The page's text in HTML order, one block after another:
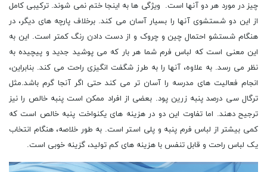
چیز در مورد هر دو آنها است. ویژگی ها به اینجا ختم نمی شوند. ترکیبی کامل
از این دو شستشوی آنها را بسیار آسان می کند. برخلاف پارچه های دیگر، در
هنگام شستشو احتمال چین و چروک و از دست دادن رنگ کمتر است. این به
این معنی است که لباس فرم شما هر بار که می پوشید جدید و پیچیده به
نظر می رسد. به علاوه، آنها را به طرز شگفت انگیزی راحت می کند. بنابراین،
انجام فعالیت های مدرسه را آسان تر می کند حتی اگر آنجا گرم باشد.مثل
ترگال سی درصد پنبه زرین پود. بعضی از افراد ممکن است پنبه خالص را نیز
ترجیح دهند. اما تفاوت این دو در هزینه های یکنواخت پنبه خالص است که
کمی بیشتر از لباس فرم پنبه و پلی استر است. به طور خلاصه، هنگام انتخاب
یک لباس راحت و قابل تنفس با هزینه های کم تولید، گزینه خوبی است.